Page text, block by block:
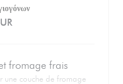
fromage frais
une couche de fromage